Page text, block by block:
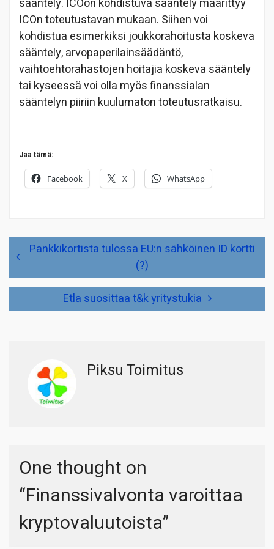
sääntely. ICOon kohdistuva sääntely määrittyy
ICOn toteutustavan mukaan. Siihen voi
kohdistua esimerkiksi joukkorahoitusta koskeva
sääntely, arvopaperilainsäädäntö,
vaihtoehtorahastojen hoitajia koskeva sääntely
tai kyseessä voi olla myös finanssialan
sääntelyn piiriin kuulumaton toteutusratkaisu.
Jaa tämä:
Facebook X WhatsApp
Artikkelien
selausPankkikortista tulossa EU:n sähköinen ID kortti
(?)
Etla suosittaa t&k yritystukia
Piksu Toimitus
One thought on
“Finanssivalvonta varoittaa
kryptovaluutoista”